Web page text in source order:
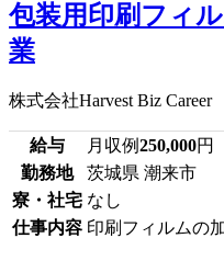
包装用印刷フィ
業
株式会社Harvest Biz Career
給与 月収例250,000円
勤務地
茨城県 潮来市
寮・社宅 なし
仕事内容 印刷フィルムの